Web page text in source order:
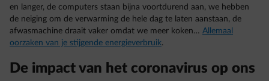
en langer, de computers staan bijna voortdurend aan, we hebben
de neiging om de verwarming de hele dag te laten aanstaan, de
afwasmachine draait vaker omdat we meer koken… Allemaal
oorzaken van je stijgende energieverbruik.
De impact van het coronavirus op ons